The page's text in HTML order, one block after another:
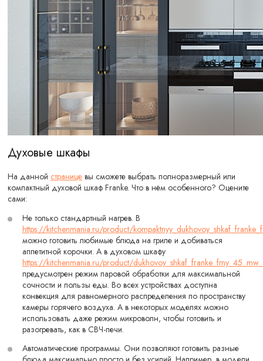
Духовые шкафы
На данной странице вы сможете выбрать полноразмерный или
компактный духовой шкаф Franke. Что в нём особенного? Оцените
сами:
Не только стандартный нагрев. В
https://kitchenmania.ru/product/
можно готовить любимые блюда на гриле и добиваться
аппетитной корочки. А в духовом шкафу
https://kitchenmania.ru/product/
предусмотрен режим паровой обработки для максимальной
сочности и пользы еды. Во всех устройствах доступна
конвекция для равномерного распределения по пространству
камеры горячего воздуха. А в некоторых моделях можно
использовать даже режим микроволн, чтобы готовить и
разогревать, как в СВЧ-печи.
Автоматические программы. Они позволяют готовить разные